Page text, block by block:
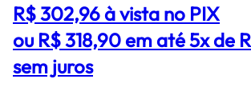
R$ 302,96à vista no PIX
ou R$ 318,90 em até 5x de
sem juros